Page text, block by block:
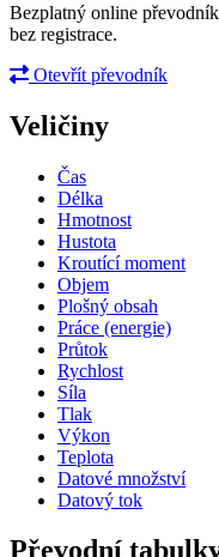
Bezplatný online
bez registrace.
Otevřít převodník
Veličiny
Čas
Délka
Hmotnost
Hustota
Kroutící moment
Objem
Plošný obsah
Práce (energie)
Průtok
Rychlost
Síla
Tlak
Výkon
Teplota
Datové množství
Datový tok
Převodní